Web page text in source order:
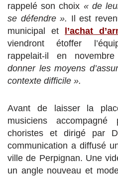
rappelé son choix « de
se défendre ». Il est
municipal et l’achat
viendront étoffer
rappelait-il en
donner les moyens
contexte difficile ».
Avant de laisser la
musiciens
choristes et dirigé par
communication a diffusé
ville de Perpignan. Une
un angle nouveau et